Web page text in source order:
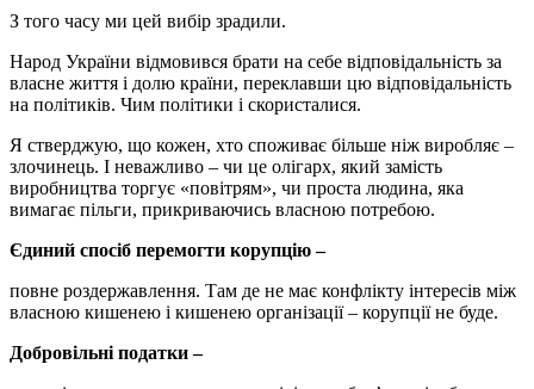
З того часу ми цей вибір зрадили.
Народ України відмовився брати на себе відповідальність за
власне життя і долю країни, переклавши цю відповідальність
на політиків. Чим політики і скористалися.
Я стверджую, що кожен, хто споживає більше ніж виробляє –
злочинець. І неважливо – чи це олігарх, який замість
виробництва торгує «повітрям», чи проста людина, яка
вимагає пільги, прикриваючись власною потребою.
Єдиний спосіб перемогти корупцію –
повне роздержавлення. Там де не має конфлікту інтересів між
власною кишенею і кишенею організації – корупції не буде.
Добровільні податки –